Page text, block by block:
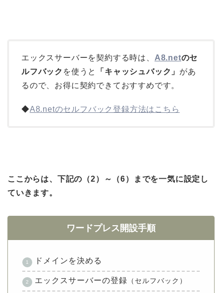
エックスサーバーを契約する時は、 A8.netのセ
ルフバック を使うと 「キャッシュバック」 があ
るので、お得に契約できておすすめです。
◆A8.netのセルフバック登録方法はこちら
ここからは、下記の（2）～（6）までを一気に設定し
ていきます。
ワードプレス開設手順
ドメインを決める
エックスサーバーの登録 （セルフバック）